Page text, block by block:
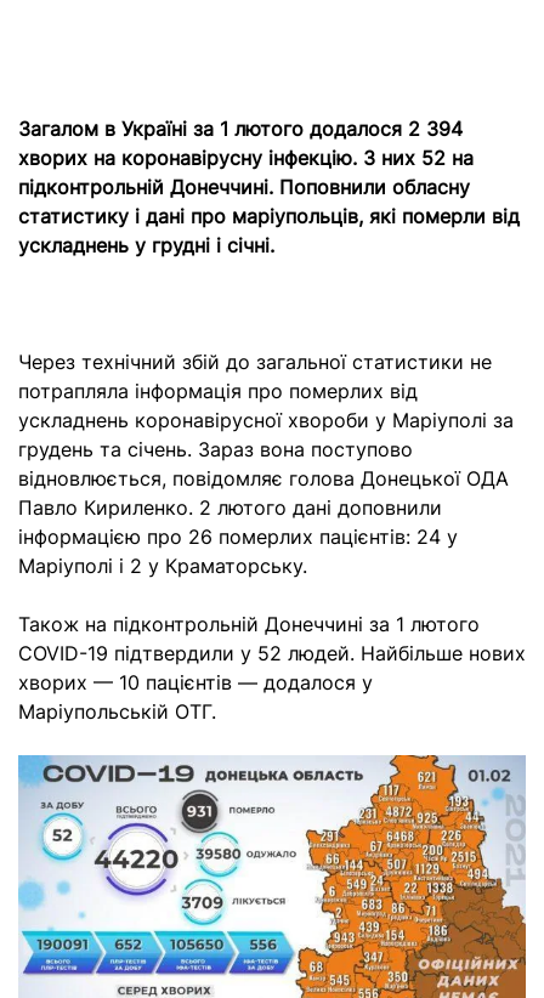
Загалом в Україні за 1 лютого додалося 2 394
хворих на коронавірусну інфекцію. З них 52 на
підконтрольній Донеччині. Поповнили обласну
статистику і дані про маріупольців, які померли від
ускладнень у грудні і січні.
Через технічний збій до загальної статистики не
потрапляла інформація про померлих від
ускладнень коронавірусної хвороби у Маріуполі за
грудень та січень. Зараз вона поступово
відновлюється, повідомляє голова Донецької ОДА
Павло Кириленко. 2 лютого дані доповнили
інформацією про 26 померлих пацієнтів: 24 у
Маріуполі і 2 у Краматорську.
Також на підконтрольній Донеччині за 1 лютого
COVID-19 підтвердили у 52 людей. Найбільше нових
хворих — 10 пацієнтів — додалося у
Маріупольській ОТГ.